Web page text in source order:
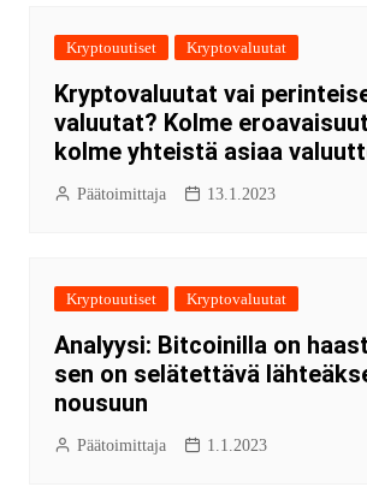
Kryptouutiset Kryptovaluutat
Kryptovaluutat vai
valuutat? Kolme
kolme yhteistä asiaa
Päätoimittaja 13.1.2023
Kryptouutiset Kryptovaluutat
Analyysi: Bitcoinilla on
sen on selätettävä
nousuun
Päätoimittaja 1.1.2023